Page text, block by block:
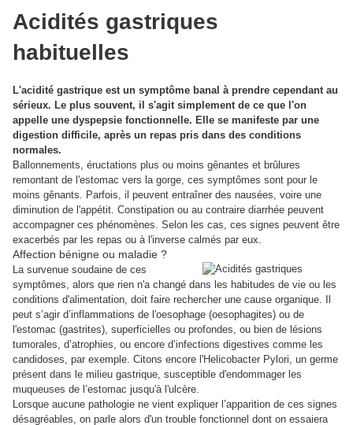
Acidités gastriques
habituelles
L'acidité gastrique est un symptôme banal à prendre cependant au
sérieux. Le plus souvent, il s'agit simplement de ce que l'on
appelle une dyspepsie fonctionnelle. Elle se manifeste par une
digestion difficile, après un repas pris dans des conditions
normales.
Ballonnements, éructations plus ou moins gênantes et brûlures
remontant de l'estomac vers la gorge, ces symptômes sont pour le
moins gênants. Parfois, il peuvent entraîner des nausées, voire une
diminution de l'appétit. Constipation ou au contraire diarrhée peuvent
accompagner ces phénomènes. Selon les cas, ces signes peuvent être
exacerbés par les repas ou à l'inverse calmés par eux.
Affection bénigne ou maladie ?
La survenue soudaine de ces
symptômes, alors que rien n'a changé dans les habitudes de vie ou les
conditions d'alimentation, doit faire rechercher une cause organique. Il
peut s’agir d’inflammations de l'oesophage (oesophagites) ou de
l'estomac (gastrites), superficielles ou profondes, ou bien de lésions
tumorales, d’atrophies, ou encore d’infections digestives comme les
candidoses, par exemple. Citons encore l'Helicobacter Pylori, un germe
présent dans le milieu gastrique, susceptible d'endommager les
muqueuses de l’estomac jusqu'à l'ulcère.
Lorsque aucune pathologie ne vient expliquer l’apparition de ces signes
désagréables, on parle alors d'un trouble fonctionnel dont on essaiera